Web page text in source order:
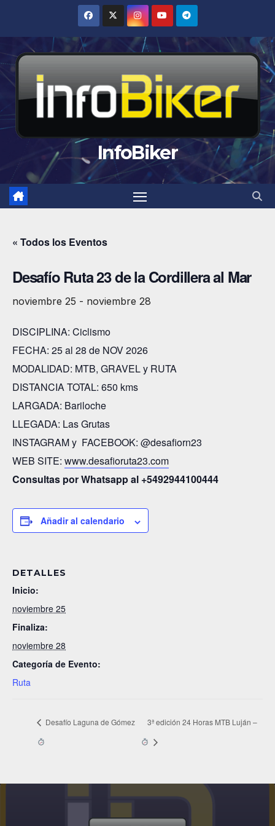
contenido
InfoBiker
« Todos los Eventos
Desafío Ruta 23 de la Cordillera al Mar
noviembre 25 - noviembre 28
DISCIPLINA: Ciclismo
FECHA: 25 al 28 de NOV 2026
MODALIDAD: MTB, GRAVEL y RUTA
DISTANCIA TOTAL: 650 kms
LARGADA: Bariloche
LLEGADA: Las Grutas
INSTAGRAM y FACEBOOK: @desafiorn23
WEB SITE: www.desafioruta23.com
Consultas por Whatsapp al +5492944100444
Añadir al calendario
DETALLES
Inicio:
noviembre 25
Finaliza:
noviembre 28
Categoría de Evento:
Ruta
Desafío Laguna de Gómez 3ª edición 24 Horas MTB Luján –